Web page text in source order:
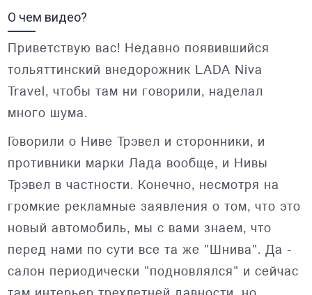
О чем видео?
Приветствую вас! Недавно появившийся
тольяттинский внедорожник LADA Niva
Travel, чтобы там ни говорили, наделал
много шума.
Говорили о Ниве Трэвел и сторонники, и
противники марки Лада вообще, и Нивы
Трэвел в частности. Конечно, несмотря на
громкие рекламные заявления о том, что это
новый автомобиль, мы с вами знаем, что
перед нами по сути все та же "Шнива". Да -
салон периодически "подновлялся" и сейчас